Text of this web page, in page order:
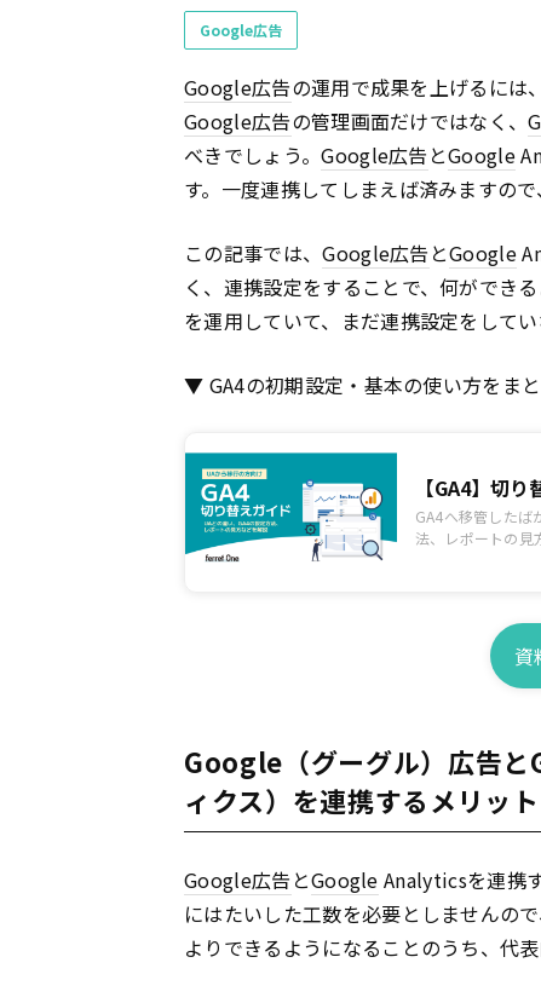
Google広告
Google広告の運用で成果を上げるには
Google広告の管理画面だけではなく、
べきでしょう。Google広告 とGoogle
す。一度連携してしまえば済みますの
この記事では、Google広告 とGoogle
く、連携設定をすることで、何ができ
を運用していて、まだ連携設定をして
▼ GA4の初期設定・基本の使い方をま
【GA4】切
GA4へ移管したば
法、レポートの見
資
Google（グーグル）広告
ィクス）を連携するメリット
Google広告 とGoogle Analyticsを連携
にはたいした工数を必要としませんの
よりできるようになることのうち、代